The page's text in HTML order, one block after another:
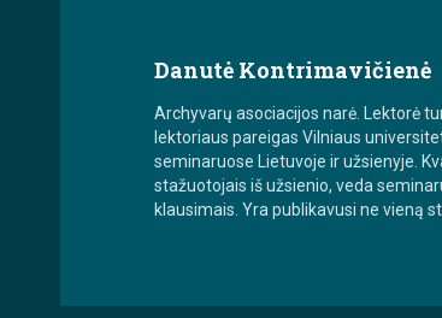
Danutė Kontrimavičienė
Archyvarų asociacijos narė. Lektorė
lektoriaus pareigas Vilniaus
seminaruose Lietuvoje ir užsienyje.
stažuotojais iš užsienio, veda
klausimais. Yra publikavusi ne vieną